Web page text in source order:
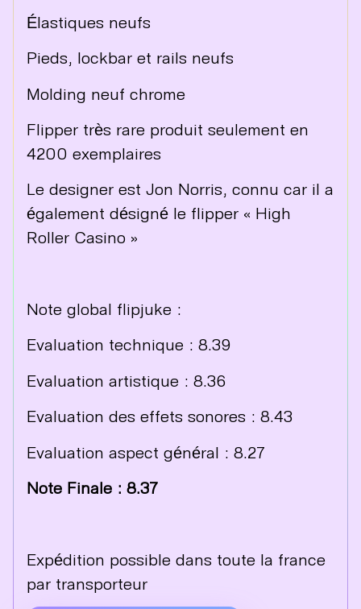
Élastiques neufs
Pieds, lockbar et rails neufs
Molding neuf chrome
Flipper très rare produit seulement en
4200 exemplaires
Le designer est Jon Norris, connu car il a
également désigné le flipper « High
Roller Casino »
Note global flipjuke :
Evaluation technique : 8.39
Evaluation artistique : 8.36
Evaluation des effets sonores : 8.43
Evaluation aspect général : 8.27
Note Finale : 8.37
Expédition possible dans toute la france
par transporteur